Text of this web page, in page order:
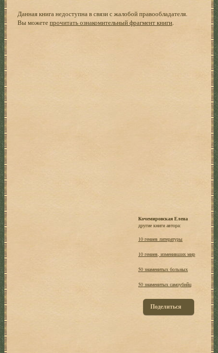
Данная книга недоступна в связи с жалобой правообладателя.
Вы можетепрочитать ознакомительный фрагмент книги.
Кочемировская Елена
другие книги автора:
10 гениев литературы
10 гениев, изменивших мир
50 знаменитых больных
50 знаменитых самоубийц
Поделиться